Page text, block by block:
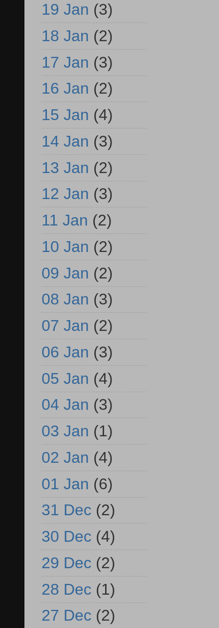
19 Jan (3)
18 Jan (2)
17 Jan (3)
16 Jan (2)
15 Jan (4)
14 Jan (3)
13 Jan (2)
12 Jan (3)
11 Jan (2)
10 Jan (2)
09 Jan (2)
08 Jan (3)
07 Jan (2)
06 Jan (3)
05 Jan (4)
04 Jan (3)
03 Jan (1)
02 Jan (4)
01 Jan (6)
31 Dec (2)
30 Dec (4)
29 Dec (2)
28 Dec (1)
27 Dec (2)